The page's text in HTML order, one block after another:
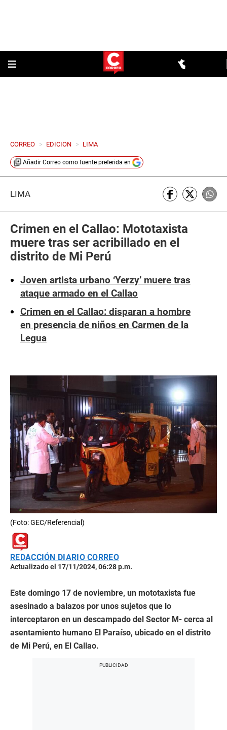
CORREO > EDICION > LIMA
Añadir Correo como fuente preferida en
LIMA
Crimen en el Callao: Mototaxista
muere tras ser acribillado en el
distrito de Mi Perú
Joven artista urbano ‘Yerzy’ muere tras
ataque armado en el Callao
Crimen en el Callao: disparan a hombre
en presencia de niños en Carmen de la
Legua
(Foto: GEC/Referencial)
REDACCIÓN DIARIO CORREO
Actualizado el 17/11/2024, 06:28 p.m.
Este domingo 17 de noviembre, un mototaxista fue
asesinado a balazos por unos sujetos que lo
interceptaron en un descampado del Sector M- cerca al
asentamiento humano El Paraíso, ubicado en el distrito
de Mi Perú, en El Callao.